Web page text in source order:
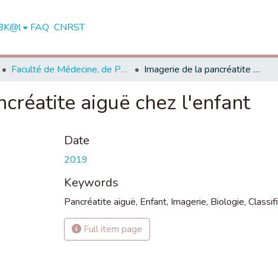
FAQ CNRST
Faculté de Médecine, de Pharmacie et de Médecine Dentaire - Fès Imagerie de la pancréatite aiguë chez l'enfant
aiguë chez l'enfant
Date
2019
Keywords
Pancréatite aiguë, Enfant, Imagerie, Biologie,
Full item page